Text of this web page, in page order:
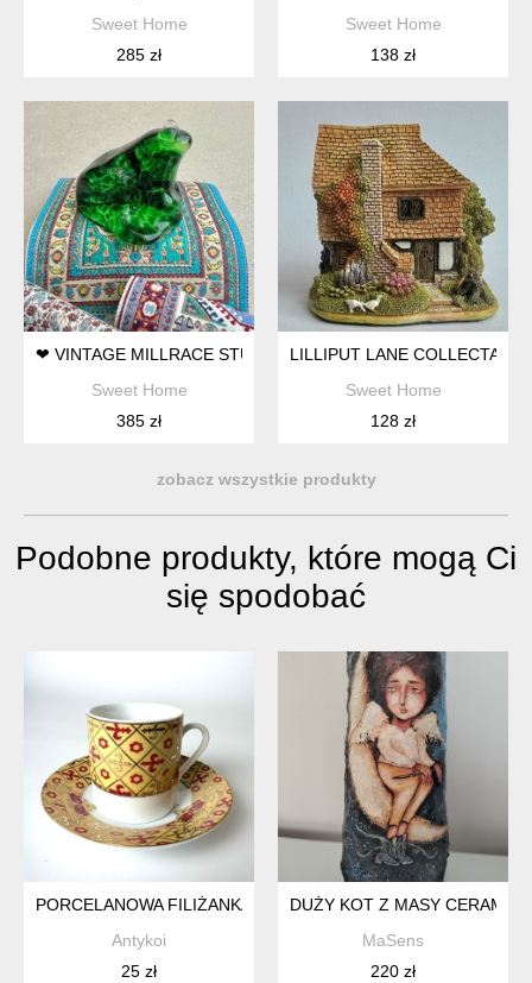
Sweet Home
285 zł
Sweet Home
138 zł
❤ VINTAGE MILLRACE STUDIO GLASS - PAPERWEIGHT -
Sweet Home
385 zł
LILLIPUT LANE
Sweet Home
128 zł
zobacz wszystkie produkty
Podobne produkty, które mogą Ci
się spodobać
PORCELANOWA FILIŻANKA ZE SPODKIEM ORNAMENT
Antykoi
25 zł
DUŻY KOT Z MASY
MaSens
220 zł